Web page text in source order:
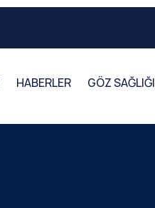
HABERLER GÖZ SAĞLIĞI